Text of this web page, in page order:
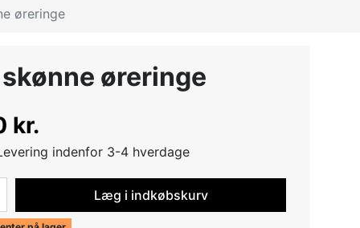
øreringe
øreringe
kr.
indenfor 3-4 hverdage
Læg i indkøbskurv